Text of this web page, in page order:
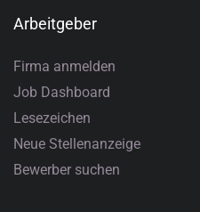
Arbeitgeber
Firma anmelden
Job Dashboard
Lesezeichen
Neue Stellenanzeige
Bewerber suchen